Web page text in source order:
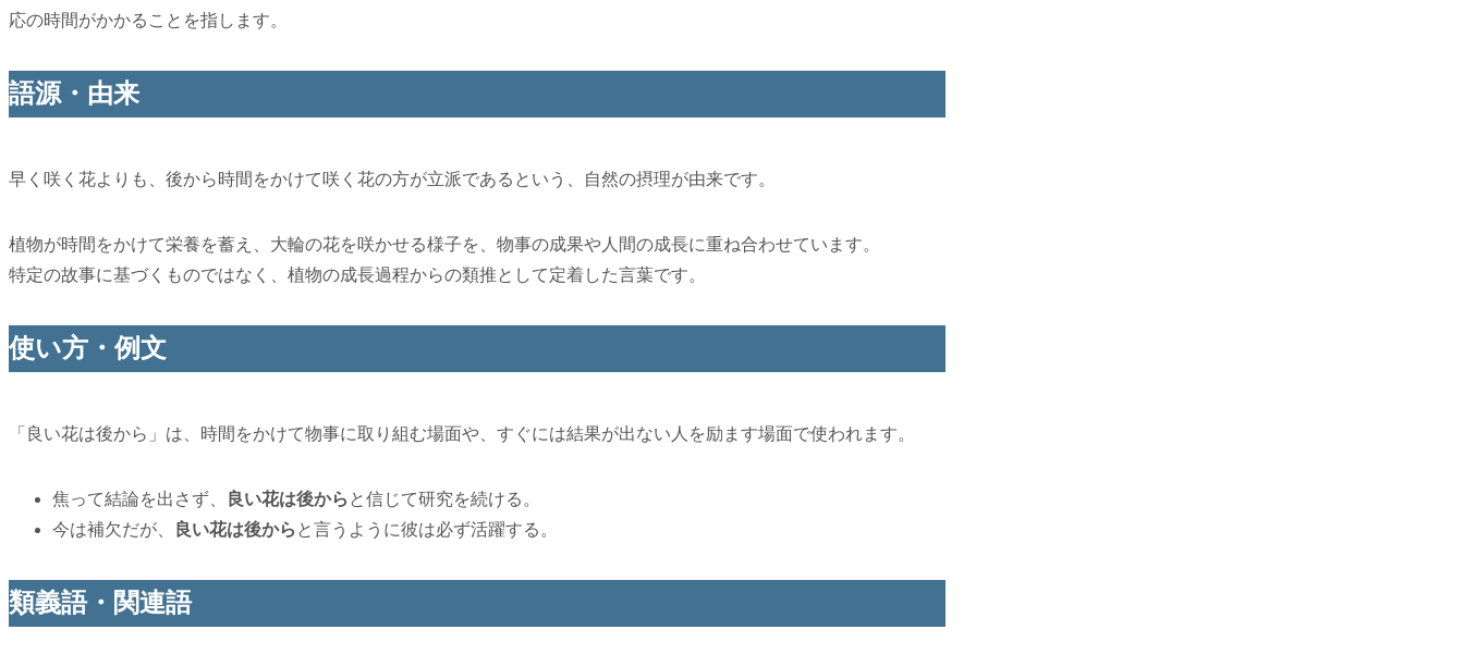
応の時間がかかることを指します。
語源・由来
早く咲く花よりも、後から時間をかけて咲く花の方が立派であるという、自然の摂理が由来です。
植物が時間をかけて栄養を蓄え、大輪の花を咲かせる様子を、物事の成果や人間の成長に重ね合わせています。
特定の故事に基づくものではなく、植物の成長過程からの類推として定着した言葉です。
使い方・例文
「良い花は後から」は、時間をかけて物事に取り組む場面や、すぐには結果が出ない人を励ます場面で使われます。
焦って結論を出さず、 良い花は後から と信じて研究を続ける。
今は補欠だが、
良い花は後から と言うように彼は必ず活躍する。
類義語・関連語